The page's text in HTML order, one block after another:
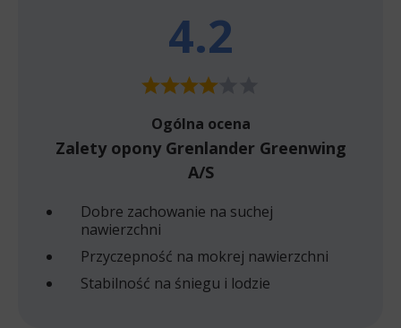
4.2
Ogólna ocena
Zalety opony Grenlander Greenwing
A/S
Dobre zachowanie na suchej
nawierzchni
Przyczepność na mokrej nawierzchni
Stabilność na śniegu i lodzie